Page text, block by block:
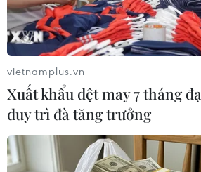
TIN LIÊN QUAN
vietnamplus.vn
Xuất khẩu dệt may 7 tháng
duy trì đà tăng trưởng